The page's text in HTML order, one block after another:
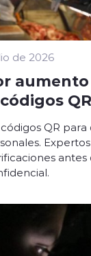
de 2026
QR para